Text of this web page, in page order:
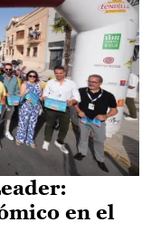
en el